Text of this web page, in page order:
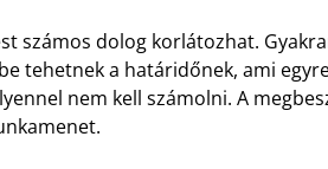
számos dolog korlátozhat.
tehetnek a határidőnek, ami
nem kell számolni. A